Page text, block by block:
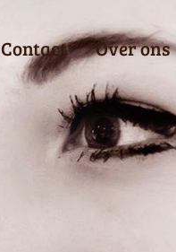
Contact Over ons